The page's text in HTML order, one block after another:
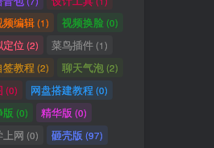
频编辑(1) 视频换脸(0)
定位 (2) 菜鸟插件(1)
签教程 (2) 聊天气泡(2)
(0) 网盘搭建教程 (0)
版 (0) 精华版 (0)
上网 (0) 砸壳版 (97)